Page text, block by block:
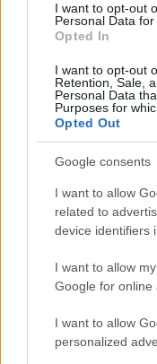
I want to opt-out
Personal Data for
Opted In
I want to opt-out
Retention, Sale,
Personal Data
Purposes for
Opted Out
Google consents
I want to allow
related to
device identifiers
I want to allow
Google for online
I want to allow
personalized
Borsodban
HÍREK 11 órája
Kíméletlenül
Kijev
HÍREK 12 órája